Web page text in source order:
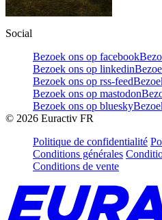
Social
Bezoek ons op facebook
Bezoek ons op linkedin
Bezoek ons op rss-feed
Bezoek ons op mastodon
Bezoek ons op bluesky
© 2026 Euractiv FR
Politique de confidentialité
Conditions générales
Conditions de vente